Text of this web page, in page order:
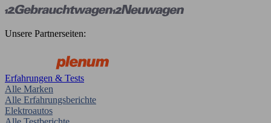
Unsere Partnerseiten:
Erfahrungen & Tests
Alle Marken
Alle Erfahrungsberichte
Elektroautos